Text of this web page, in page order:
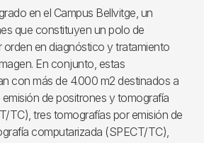
en el Campus Bellvitge, un
que constituyen un polo de
orden en diagnóstico y tratamiento
En conjunto, estas
con más de 4.000 m2 destinados a
de positrones y tomografía
TC), tres tomografías por emisión de
computarizada (SPECT/TC),